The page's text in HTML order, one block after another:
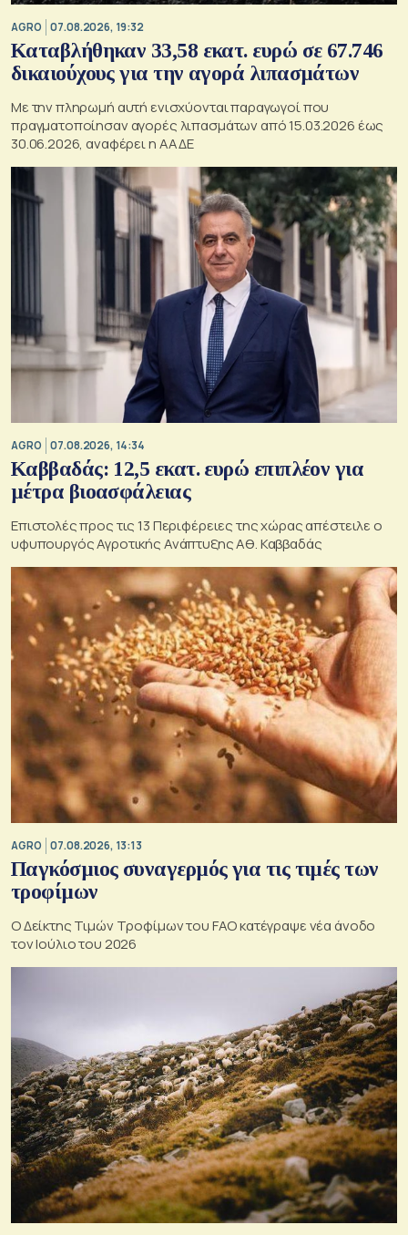
AGRO 07.08.2026, 19:32
Καταβλήθηκαν 33,58 εκατ. ευρώ σε 67.746
δικαιούχους για την αγορά λιπασμάτων
Με την πληρωμή αυτή ενισχύονται παραγωγοί που
πραγματοποίησαν αγορές λιπασμάτων από 15.03.2026 έως
30.06.2026, αναφέρει η ΑΑΔΕ
AGRO 07.08.2026, 14:34
Καββαδάς: 12,5 εκατ. ευρώ επιπλέον για
μέτρα βιοασφάλειας
Επιστολές προς τις 13 Περιφέρειες της χώρας απέστειλε ο
υφυπουργός Αγροτικής Ανάπτυξης Αθ. Καββαδάς
AGRO 07.08.2026, 13:13
Παγκόσμιος συναγερμός για τις τιμές των
τροφίμων
Ο Δείκτης Τιμών Τροφίμων του FAO κατέγραψε νέα άνοδο
τον Ιούλιο του 2026